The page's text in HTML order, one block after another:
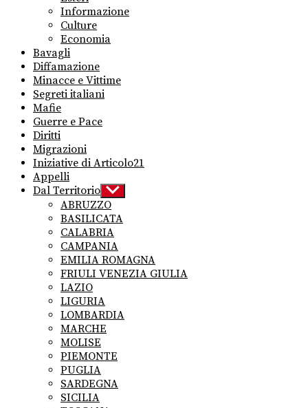
Informazione
Culture
Economia
Bavagli
Diffamazione
Minacce e Vittime
Segreti italiani
Mafie
Guerre e Pace
Diritti
Migrazioni
Iniziative di Articolo21
Appelli
Dal Territorio Show
sub
menu
ABRUZZO
BASILICATA
CALABRIA
CAMPANIA
EMILIA ROMAGNA
FRIULI VENEZIA GIULIA
LAZIO
LIGURIA
LOMBARDIA
MARCHE
MOLISE
PIEMONTE
PUGLIA
SARDEGNA
SICILIA